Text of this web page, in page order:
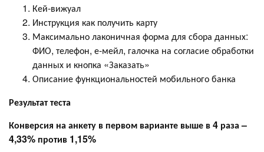
Кей-вижуал
Инструкция как получить карту
Максимально лаконичная форма для сбора данных:
ФИО, телефон, е-мейл, галочка на согласие обработки
данных и кнопка «Заказать»
Описание функциональностей мобильного банка
Результат теста
Конверсия на анкету в первом варианте выше в 4 раза –
4,33% против 1,15%